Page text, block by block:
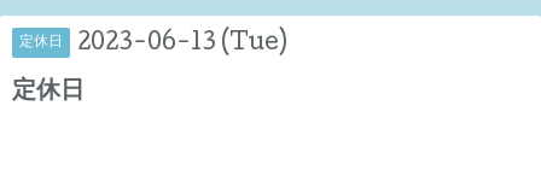
定休日 2023-06-13 (Tue)
定休日